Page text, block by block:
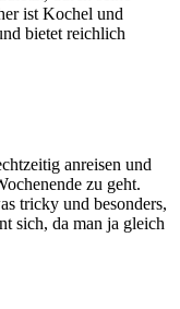
ist Kochel und
bietet reichlich
anreisen und
zu geht.
tricky und besonders,
sich, da man ja gleich